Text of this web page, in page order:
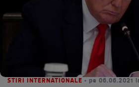
STIRI INTERNATIONALE • pe 06.06.2021